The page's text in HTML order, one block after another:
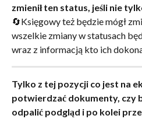
zmienił ten status, jeśli nie
🔄Księgowy też będzie mógł
wszelkie zmiany w statusach
wraz z informacją kto ich
Tylko z tej pozycji co jest na
potwierdzać dokumenty, czy
odpalić podgląd i po kolei